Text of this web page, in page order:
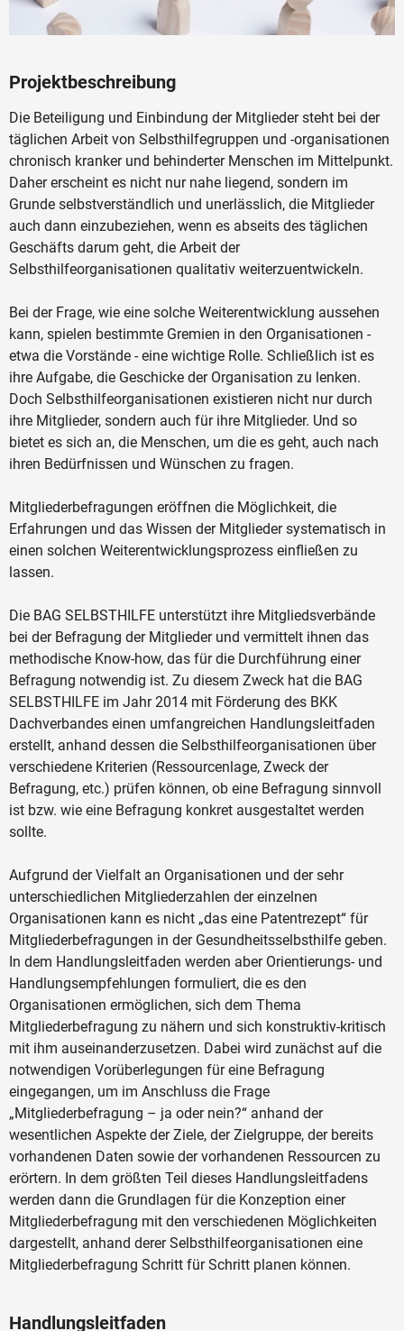
Projektbeschreibung
Die Beteiligung und Einbindung der Mitglieder steht bei der
täglichen Arbeit von Selbsthilfegruppen und -organisationen
chronisch kranker und behinderter Menschen im Mittelpunkt.
Daher erscheint es nicht nur nahe liegend, sondern im
Grunde selbstverständlich und unerlässlich, die Mitglieder
auch dann einzubeziehen, wenn es abseits des täglichen
Geschäfts darum geht, die Arbeit der
Selbsthilfeorganisationen qualitativ weiterzuentwickeln.
Bei der Frage, wie eine solche Weiterentwicklung aussehen
kann, spielen bestimmte Gremien in den Organisationen -
etwa die Vorstände - eine wichtige Rolle. Schließlich ist es
ihre Aufgabe, die Geschicke der Organisation zu lenken.
Doch Selbsthilfeorganisationen existieren nicht nur durch
ihre Mitglieder, sondern auch für ihre Mitglieder. Und so
bietet es sich an, die Menschen, um die es geht, auch nach
ihren Bedürfnissen und Wünschen zu fragen.
Mitgliederbefragungen eröffnen die Möglichkeit, die
Erfahrungen und das Wissen der Mitglieder systematisch in
einen solchen Weiterentwicklungsprozess einfließen zu
lassen.
Die BAG SELBSTHILFE unterstützt ihre Mitgliedsverbände
bei der Befragung der Mitglieder und vermittelt ihnen das
methodische Know-how, das für die Durchführung einer
Befragung notwendig ist. Zu diesem Zweck hat die BAG
SELBSTHILFE im Jahr 2014 mit Förderung des BKK
Dachverbandes einen umfangreichen Handlungsleitfaden
erstellt, anhand dessen die Selbsthilfeorganisationen über
verschiedene Kriterien (Ressourcenlage, Zweck der
Befragung, etc.) prüfen können, ob eine Befragung sinnvoll
ist bzw. wie eine Befragung konkret ausgestaltet werden
sollte.
Aufgrund der Vielfalt an Organisationen und der sehr
unterschiedlichen Mitgliederzahlen der einzelnen
Organisationen kann es nicht „das eine Patentrezept“ für
Mitgliederbefragungen in der Gesundheitsselbsthilfe geben.
In dem Handlungsleitfaden werden aber Orientierungs- und
Handlungsempfehlungen formuliert, die es den
Organisationen ermöglichen, sich dem Thema
Mitgliederbefragung zu nähern und sich konstruktiv-kritisch
mit ihm auseinanderzusetzen. Dabei wird zunächst auf die
notwendigen Vorüberlegungen für eine Befragung
eingegangen, um im Anschluss die Frage
„Mitgliederbefragung – ja oder nein?“ anhand der
wesentlichen Aspekte der Ziele, der Zielgruppe, der bereits
vorhandenen Daten sowie der vorhandenen Ressourcen zu
erörtern. In dem größten Teil dieses Handlungsleitfadens
werden dann die Grundlagen für die Konzeption einer
Mitgliederbefragung mit den verschiedenen Möglichkeiten
dargestellt, anhand derer Selbsthilfeorganisationen eine
Mitgliederbefragung Schritt für Schritt planen können.
Handlungsleitfaden